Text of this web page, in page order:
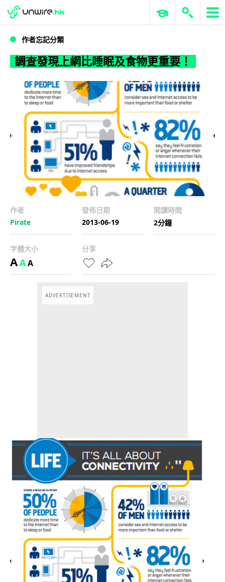
調查發現上網比睡眠及食物更重要！
WWDC 2026 ERP 與商業 AI
作者忘記分類
調查發現上網比睡眠及食物更重要！
作者
Pirate
發佈日期
2013-06-19
閱讀時間
2分鐘
字體大小
AAA
分享
ADVERTISEMENT